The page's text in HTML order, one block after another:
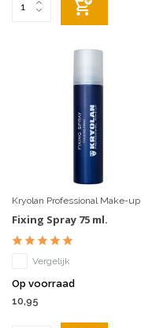
Kryolan Professional Make-up
Fixing Spray 75 ml.
Vergelijk
Op voorraad
10,95